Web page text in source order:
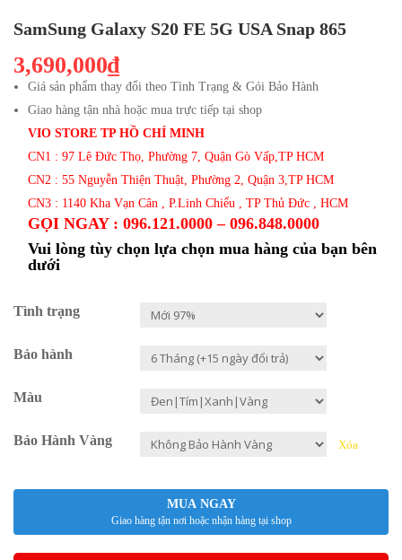
SamSung Galaxy S20 FE 5G USA Snap 865
3,690,000₫
Giá sản phẩm thay đổi theo Tình Trạng & Gói Bảo Hành
Giao hàng tận nhà hoặc mua trực tiếp tại shop
VIO STORE TP HỒ CHÍ MINH
CN1 : 97 Lê Đức Thọ, Phường 7, Quận Gò Vấp,TP HCM
CN2 : 55 Nguyễn Thiện Thuật, Phường 2, Quận 3,TP HCM
CN3 : 1140 Kha Vạn Cân , P.Linh Chiểu , TP Thủ Đức , HCM
GỌI NGAY : 096.121.0000 – 096.848.0000
Vui lòng tùy chọn lựa chọn mua hàng của bạn bên
dưới
Tình trạng
Bảo hành
Màu
Bảo Hành Vàng Xóa
MUA NGAY
Giao hàng tận nơi hoặc nhận hàng tại shop